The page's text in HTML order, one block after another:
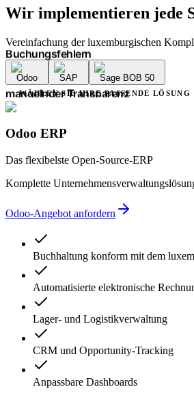
endlosen Fristen
mehreren Dienstleistern
unnötiger Komplexität
Buchungsfehlern
Verwaltungsverzögerungen
endlosen Fristen
mangelnder Transparenz
unnötiger Komplexität
Verwaltungsverzögerungen
Wir implementieren jede
Vereinfachung der luxemburgischen
Odoo SAP Sage BOB 50
WÄHLEN SIE IHRE PASSENDE LÖSUNG
Odoo ERP
Das flexibelste Open-Source-ERP
Komplette
Odoo-Angebot anfordern
Buchhaltung konform mit dem
Automatisierte elektronische
Lager- und Logistikverwaltung
CRM und Opportunity-Tracking
Anpassbare Dashboards